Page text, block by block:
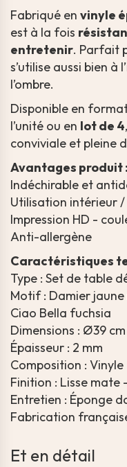
Fabriqué en vinyle
est à la fois
entretenir. Parfait
s’utilise aussi bien à
l’ombre.
Disponible en
l’unité ou en lot de 4
conviviale et pleine
Avantages produit :
Indéchirable et
Utilisation intérieur /
Impression HD -
Anti-allergène
Caractéristiques
Type : Set de table
Motif : Damier
Ciao Bella fuchsia
Dimensions : Ø39
Épaisseur : 2 mm
Composition : Vinyle
Finition : Lisse
Entretien : Éponge
Fabrication
Et en détail